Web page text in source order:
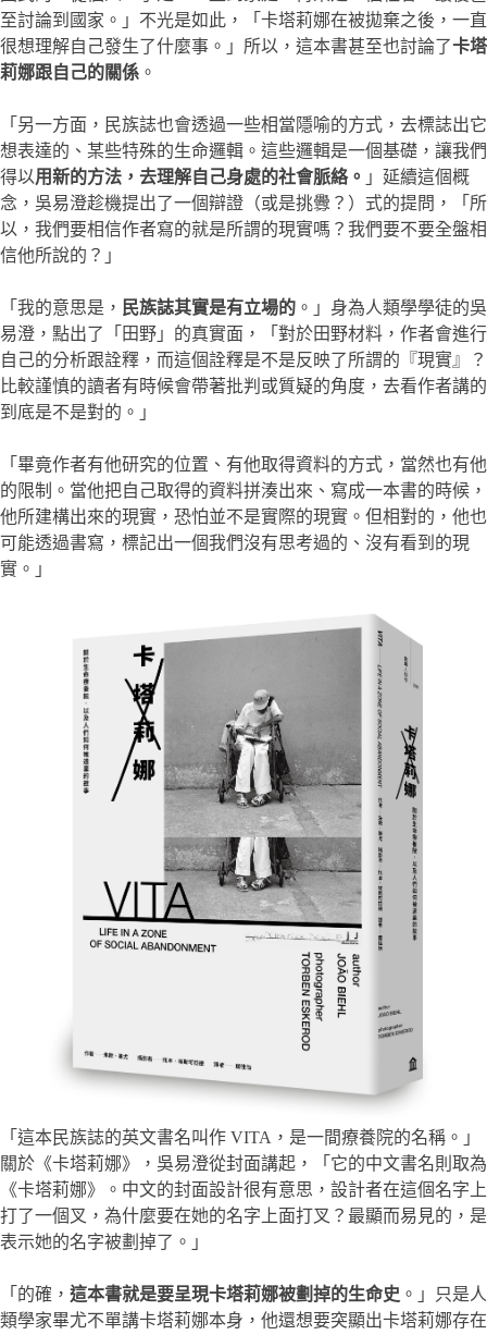
至討論到國家。」不光是如此，「卡塔莉娜在被拋棄之後，一直
很想理解自己發生了什麼事。」所以，這本書甚至也討論了卡塔
莉娜跟自己的關係 。
「另一方面，民族誌也會透過一些相當隱喻的方式，去標誌出它
想表達的、某些特殊的生命邏輯。這些邏輯是一個基礎，讓我們
得以用新的方法，去理解自己身處的社會脈絡。 」延續這個概
念，吳易澄趁機提出了一個辯證（或是挑釁？）式的提問，「所
以，我們要相信作者寫的就是所謂的現實嗎？我們要不要全盤相
信他所說的？」
「我的意思是， 民族誌其實是有立場的 。」身為人類學學徒的吳
易澄，點出了「田野」的真實面，「對於田野材料，作者會進行
自己的分析跟詮釋，而這個詮釋是不是反映了所謂的『現實』？
比較謹慎的讀者有時候會帶著批判或質疑的角度，去看作者講的
到底是不是對的。」
「畢竟作者有他研究的位置、有他取得資料的方式，當然也有他
的限制。當他把自己取得的資料拼湊出來、寫成一本書的時候，
他所建構出來的現實，恐怕並不是實際的現實。但相對的，他也
可能透過書寫，標記出一個我們沒有思考過的、沒有看到的現
實。」
「這本民族誌的英文書名叫作 VITA，是一間療養院的名稱。」
關於《卡塔莉娜》，吳易澄從封面講起，「它的中文書名則取為
《卡塔莉娜》。中文的封面設計很有意思，設計者在這個名字上
打了一個叉，為什麼要在她的名字上面打叉？最顯而易見的，是
表示她的名字被劃掉了。」
「的確， 這本書就是要呈現卡塔莉娜被劃掉的生命史 。」只是人
類學家畢尤不單講卡塔莉娜本身，他還想要突顯出卡塔莉娜存在